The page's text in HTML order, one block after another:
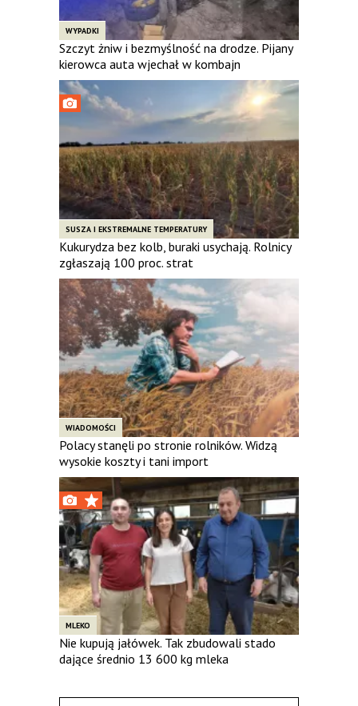
WYPADKI
Szczyt żniw i bezmyślność na drodze. Pijany
kierowca auta wjechał w kombajn
SUSZA I EKSTREMALNE TEMPERATURY
Kukurydza bez kolb, buraki usychają. Rolnicy
zgłaszają 100 proc. strat
WIADOMOŚCI
Polacy stanęli po stronie rolników. Widzą
wysokie koszty i tani import
MLEKO
Nie kupują jałówek. Tak zbudowali stado
dające średnio 13 600 kg mleka